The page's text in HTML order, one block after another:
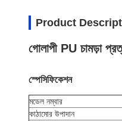
Product
গোলাপী PU চামড়া
স্পেসিফিকেশন
মডেল নম্বার
কাঠামোর উপাদান